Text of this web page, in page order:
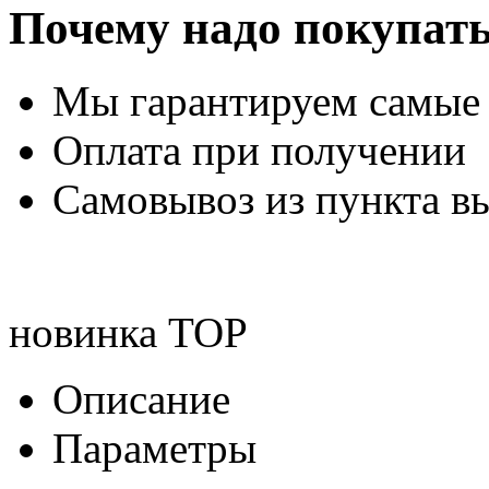
Почему надо
Мы гарантируем
Оплата при получении
Самовывоз из пункта
новинка TOP
Описание
Параметры